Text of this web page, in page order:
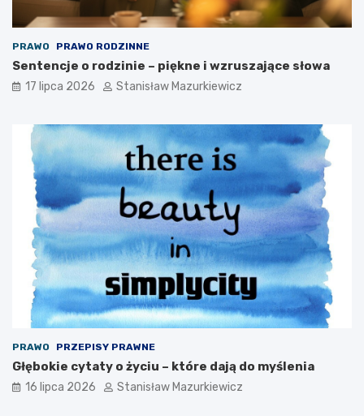
PRAWO PRAWO RODZINNE
Sentencje o rodzinie – piękne i wzruszające słowa
17 lipca 2026 Stanisław Mazurkiewicz
PRAWO PRZEPISY PRAWNE
Głębokie cytaty o życiu – które dają do myślenia
16 lipca 2026 Stanisław Mazurkiewicz